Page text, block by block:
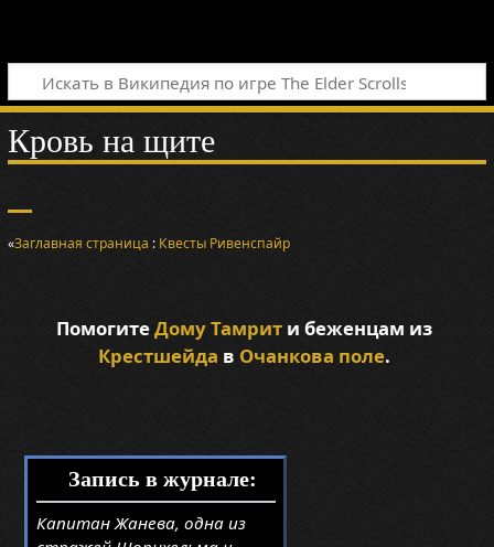
Кровь на щите
«Заглавная страница : Квесты Ривенспайр
ПомогитеДому Тамрит и беженцам из
Крестшейда в Очанкова поле.
Запись в журнале:
Капитан Жанева, одна из